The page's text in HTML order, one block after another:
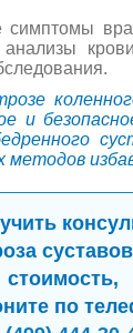
симптомы
анализы
и
стоимость,
по